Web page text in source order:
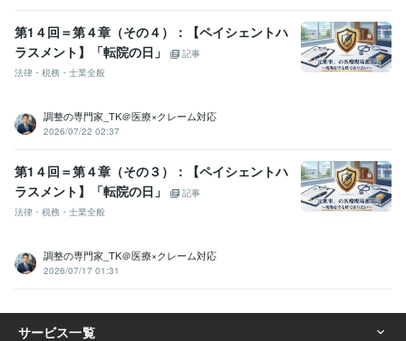
第1４回＝第４章（その４）：【ペイシェントハ
ラスメント】「転院の日」
記事
法律・税務・士業全般
調整の専門家_TK＠医療×クレーム対応
2026/07/22 02:37
第1４回＝第４章（その３）：【ペイシェントハ
ラスメント】「転院の日」
記事
法律・税務・士業全般
調整の専門家_TK＠医療×クレーム対応
2026/07/17 01:31